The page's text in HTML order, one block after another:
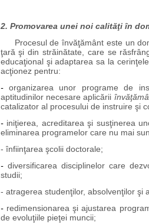
2. Promovarea unei noi calităţi în
Procesul de învăţământ este un
ţară şi din străinătate, care se
educaţional şi adaptarea sa la
acţionez pentru:
-organizarea unor programe de
aptitudinilor necesare aplicării
catalizator al procesului de instruire şi
- iniţierea, acreditarea şi susţinerea
eliminarea programelor care nu mai
- înfiinţarea şcolii doctorale;
- diversificarea disciplinelor care
studii;
- atragerea studenţilor, absolvenţilor şi
- redimensionarea şi ajustarea
de evoluţiile pieţei muncii;